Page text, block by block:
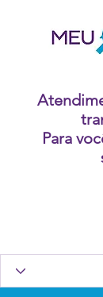
Para